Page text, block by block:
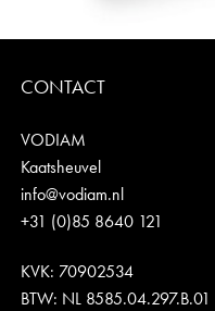
CONTACT
VODIAM
Kaatsheuvel
info@vodiam.nl
+31 (0)85 8640 121
KVK: 70902534
BTW: NL 8585.04.297.B.01